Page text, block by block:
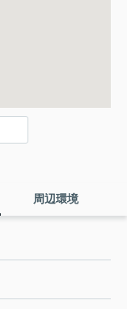
周辺環境